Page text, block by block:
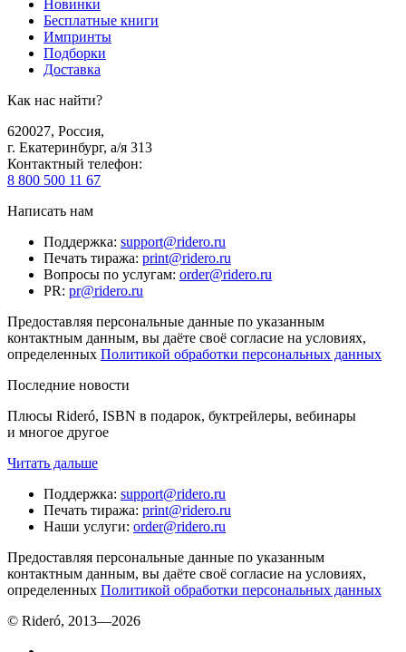
Новинки
Бесплатные книги
Импринты
Подборки
Доставка
Как нас найти?
620027, Россия,
г. Екатеринбург, а/я 313
Контактный телефон:
8 800 500 11 67
Написать нам
Поддержка: support@ridero.ru
Печать тиража: print@ridero.ru
Вопросы по услугам: order@ridero.ru
PR: pr@ridero.ru
Предоставляя персональные данные по указанным
контактным данным, вы даёте своё согласие на условиях,
определенных Политикой обработки персональных данных
Последние новости
Плюсы Rideró, ISBN в подарок, буктрейлеры, вебинары
и многое другое
Читать дальше
Поддержка: support@ridero.ru
Печать тиража: print@ridero.ru
Наши услуги: order@ridero.ru
Предоставляя персональные данные по указанным
контактным данным, вы даёте своё согласие на условиях,
определенных Политикой обработки персональных данных
© Rideró, 2013—2026